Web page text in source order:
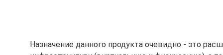
Назначение данного продукта очевидно - это